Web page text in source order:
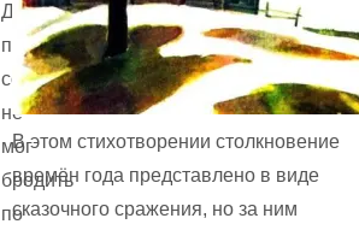
Джон
почти
совсем
не
мог
бродить
по
В этом стихотворении столкновение
времён года представ­лено в виде
сказочного сражения, но за ним